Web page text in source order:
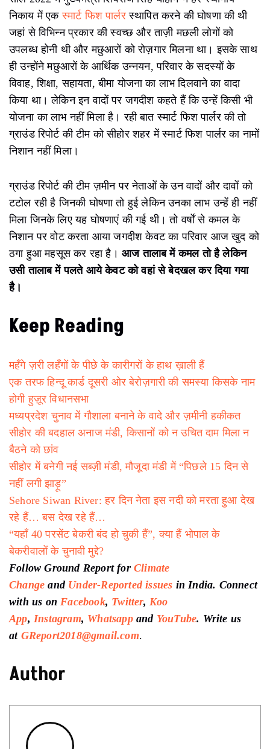
संभावनाएं
नैशनल फिशरीज़ डेवलपमेंट बोर्ड केआंकड़ों के मुताबिकसीहोर
जिले में 3827 हेक्टेयर क्षेत्र में तालाब और जलाशय हैं। यहां
सालाना 2695 मीट्रिक टन इनलैंड मछली का प्रोडक्शन होता है,
प्रति व्यक्ति ग्रामीण आबादी पर यह 2.39 किलोग्राम है। जबकि
भोपाल में 6312 हेक्टेयर क्षेत्र में जलाशय हैं जहां सालाना 1350
मीट्रिक टन मछली उत्पादन होता है। सीहोर में मछलीपालन रोज़गार
नहीं दे रहा है।
साल 2022 में मुख्यमंत्री शिवराज सिंह चौहान ने हर स्थानीय
निकाय में एकस्मार्ट फिश पार्लरस्थापित करने की घोषणा की थी
जहां से विभिन्न प्रकार की स्वच्छ और ताज़ी मछली लोगों को
उपलब्ध होनी थी और मछुआरों को रोज़गार मिलना था। इसके साथ
ही उन्होंने मछुआरों के आर्थिक उन्नयन, परिवार के सदस्यों के
किया था। लेकिन इन वादों पर जगदीश कहते हैं कि उन्हें किसी भी
योजना का लाभ नहीं मिला है। रही बात स्मार्ट फिश पार्लर की तो
ग्राउंड रिपोर्ट की टीम को सीहोर शहर में स्मार्ट फिश पार्लर का नामों
निशान नहीं मिला।
ग्राउंड रिपोर्ट की टीम ज़मीन पर नेताओं के उन वादों और दावों को
टटोल रही है जिनकी घोषणा तो हुई लेकिन उनका लाभ उन्हें ही नहीं
मिला जिनके लिए यह घोषणाएं की गई थी। तो वर्षों से कमल के
निशान पर वोट करता आया जगदीश केवट का परिवार आज खुद को
ठगा हुआ महसूस कर रहा है। आज तालाब में कमल तो है लेकिन
उसी तालाब में पलते आये केवट को वहां से बेदखल कर दिया गया
है।
Keep Reading
महँगे ज़री लहँगों के पीछे के कारीगरों के हाथ ख़ाली हैं
एक तरफ हिन्दू कार्ड दूसरी ओर बेरोज़गारी की समस्या किसके नाम
होगी हुज़ूर विधानसभा
मध्यप्रदेश चुनाव में गौशाला बनाने के वादे और ज़मीनी हकीकत
बैठने को छांव
नहीं लगी झाड़ू”
Sehore Siwan River: हर दिन नेता इस नदी को मरता हुआ देख
रहे हैं… बस देख रहे हैं…